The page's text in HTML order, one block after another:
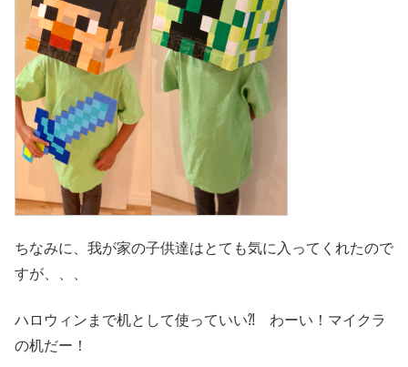
ちなみに、我が家の子供達はとても気に入ってくれたので
すが、、、
ハロウィンまで机として使っていい⁈ わーい！マイクラ
の机だー！